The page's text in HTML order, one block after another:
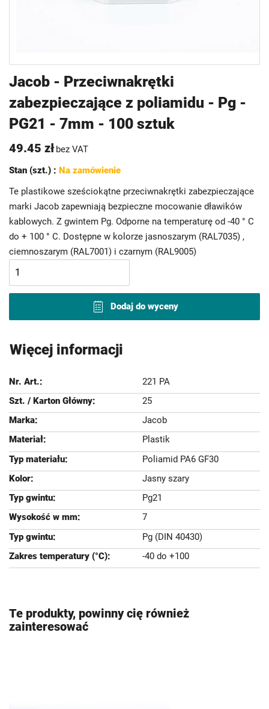
Jacob - Przeciwnakrętki
zabezpieczające z poliamidu - Pg -
PG21 - 7mm - 100 sztuk
49.45 zł bez VAT
Stan (szt.) : Na zamówienie
Te plastikowe sześciokątne przeciwnakrętki zabezpieczające
marki Jacob zapewniają bezpieczne mocowanie dławików
kablowych. Z gwintem Pg. Odporne na temperaturę od -40 ° C
do + 100 ° C. Dostępne w kolorze jasnoszarym (RAL7035) ,
ciemnoszarym (RAL7001) i czarnym (RAL9005)
Dodaj do wyceny
na
początek
galerii
Więcej informacji
221 PA
25
Jacob
Plastik
Poliamid PA6 GF30
Jasny szary
Pg21
7
Pg (DIN 40430)
-40 do +100
Te produkty, powinny cię również
zainteresować